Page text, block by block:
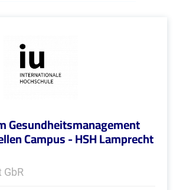
Gesundheitsmanagement
Campus - HSH Lamprecht